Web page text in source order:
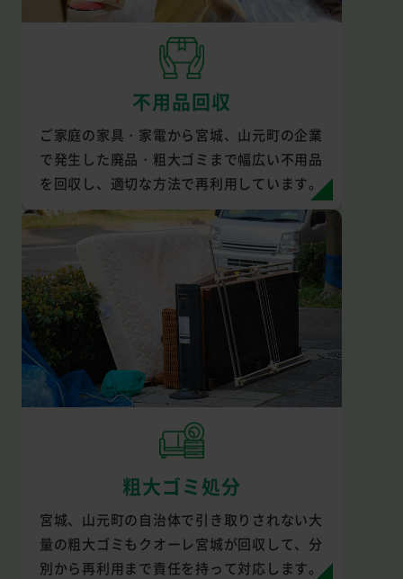
不用品回収
ご家庭の家具・家電から宮城、山元町の企業
で発生した廃品・粗大ゴミまで幅広い不用品
を回収し、適切な方法で再利用しています。
粗大ゴミ処分
宮城、山元町の自治体で引き取りされない大
量の粗大ゴミもクオーレ宮城が回収して、分
別から再利用まで責任を持って対応します。